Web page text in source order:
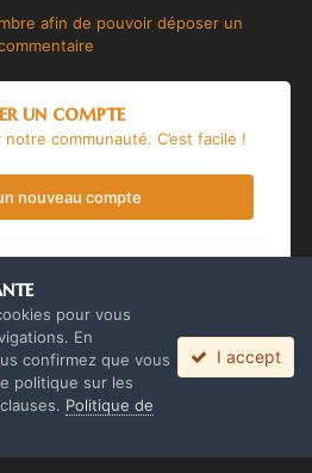
afin de pouvoir déposer un
un compte
communauté. C’est facile !
nouveau compte
? Connectez-vous ici.
vous maintenant
pour vous
En
confirmez que vous
politique sur les
Politique de
I accept